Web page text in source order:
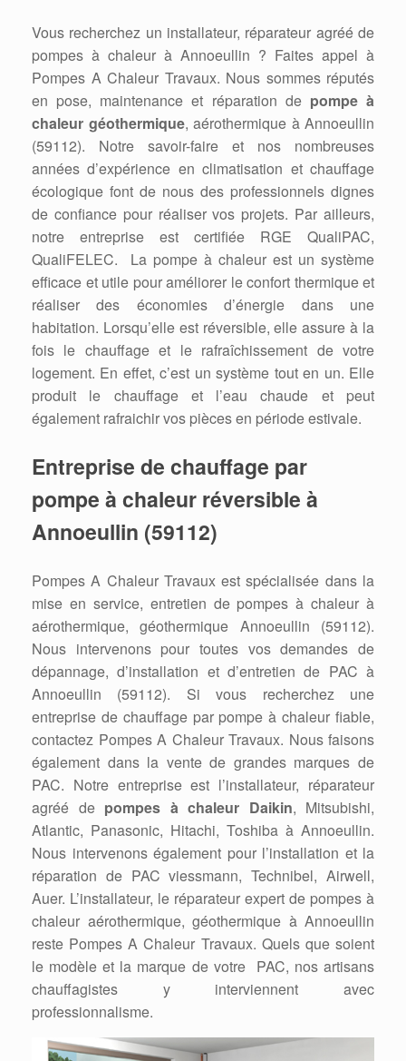
Vous recherchez un installateur, réparateur agréé de
pompes à chaleur à Annoeullin ? Faites appel à
Pompes A Chaleur Travaux. Nous sommes réputés
en pose, maintenance et réparation de pompe à
chaleur géothermique, aérothermique à Annoeullin
(59112). Notre savoir-faire et nos nombreuses
années d’expérience en climatisation et chauffage
écologique font de nous des professionnels dignes
de confiance pour réaliser vos projets. Par ailleurs,
notre entreprise est certifiée RGE QualiPAC,
QualiFELEC. La pompe à chaleur est un système
efficace et utile pour améliorer le confort thermique et
réaliser des économies d’énergie dans une
habitation. Lorsqu’elle est réversible, elle assure à la
fois le chauffage et le rafraîchissement de votre
logement. En effet, c’est un système tout en un. Elle
produit le chauffage et l’eau chaude et peut
également rafraichir vos pièces en période estivale.
Entreprise de chauffage par
pompe à chaleur réversible à
Annoeullin (59112)
Pompes A Chaleur Travaux est spécialisée dans la
mise en service, entretien de pompes à chaleur à
aérothermique, géothermique Annoeullin (59112).
Nous intervenons pour toutes vos demandes de
dépannage, d’installation et d’entretien de PAC à
Annoeullin (59112). Si vous recherchez une
entreprise de chauffage par pompe à chaleur fiable,
contactez Pompes A Chaleur Travaux. Nous faisons
également dans la vente de grandes marques de
PAC. Notre entreprise est l’installateur, réparateur
agréé de pompes à chaleur Daikin, Mitsubishi,
Atlantic, Panasonic, Hitachi, Toshiba à Annoeullin.
Nous intervenons également pour l’installation et la
réparation de PAC viessmann, Technibel, Airwell,
Auer. L’installateur, le réparateur expert de pompes à
chaleur aérothermique, géothermique à Annoeullin
reste Pompes A Chaleur Travaux. Quels que soient
le modèle et la marque de votre PAC, nos artisans
chauffagistes y interviennent avec
professionnalisme.